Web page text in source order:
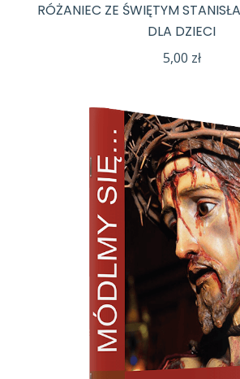
RÓŻANIEC ZE ŚWIĘTYM
DLA DZIECI
5,00 zł